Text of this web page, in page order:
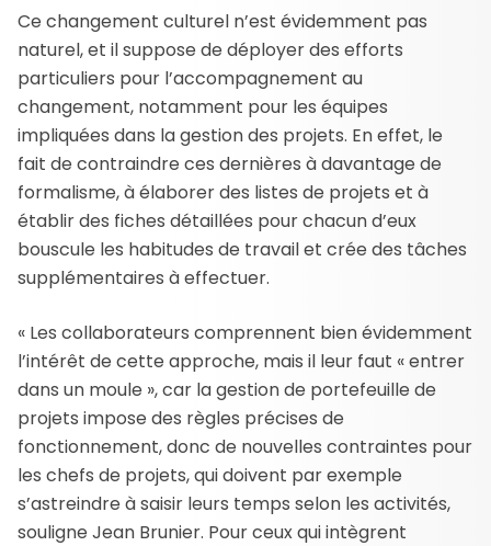
Ce changement culturel n’est évidemment pas
naturel, et il suppose de déployer des efforts
particuliers pour l’accompagnement au
changement, notamment pour les équipes
impliquées dans la gestion des projets. En effet, le
fait de contraindre ces dernières à davantage de
formalisme, à élaborer des listes de projets et à
établir des fiches détaillées pour chacun d’eux
bouscule les habitudes de travail et crée des tâches
supplémentaires à effectuer.
« Les collaborateurs comprennent bien évidemment
l’intérêt de cette approche, mais il leur faut « entrer
dans un moule », car la gestion de portefeuille de
projets impose des règles précises de
fonctionnement, donc de nouvelles contraintes pour
les chefs de projets, qui doivent par exemple
s’astreindre à saisir leurs temps selon les activités,
souligne Jean Brunier. Pour ceux qui intègrent